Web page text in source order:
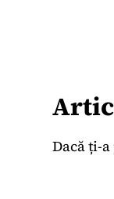
Dacă ți-